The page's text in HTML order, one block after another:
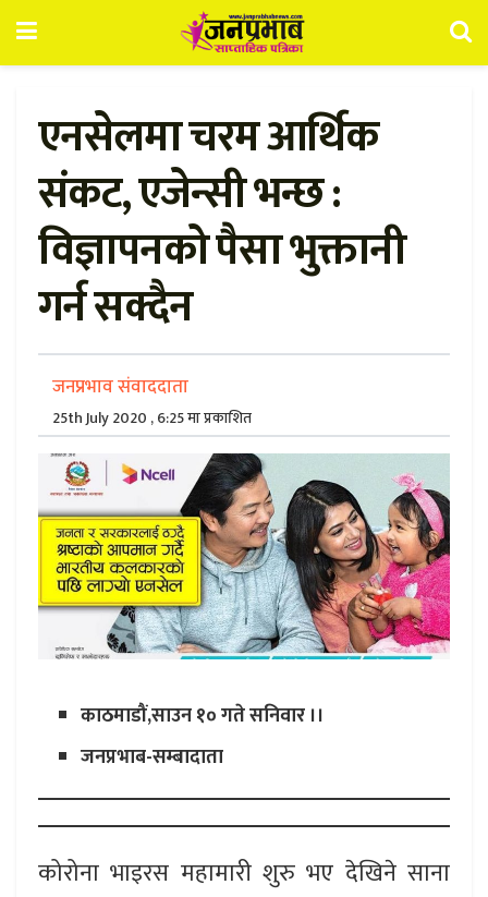
एनसेलमा चरम आर्थिक
संकट, एजेन्सी भन्छ :
विज्ञापनको पैसा भुक्तानी
गर्न सक्दैन
जनप्रभाव संवाददाता
25th July 2020 , 6:25 मा प्रकाशित
काठमाडौं,साउन १० गते सनिवार ।।
जनप्रभाब-सम्बादाता
कोरोना भाइरस महामारी शुरु भए देखिने साना